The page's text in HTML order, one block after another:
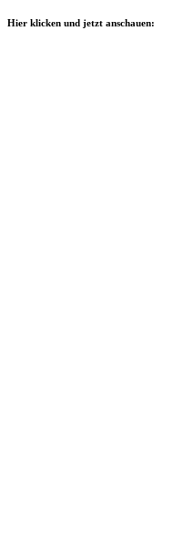
Hier klicken und jetzt anschauen: